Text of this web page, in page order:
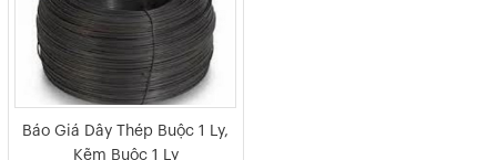
Báo Giá Dây Thép Buộc 1 Ly,
Kẽm Buộc 1 Ly